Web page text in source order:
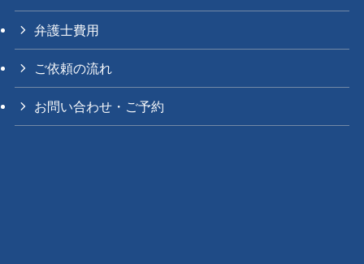
弁護士費用
ご依頼の流れ
お問い合わせ・ご予約